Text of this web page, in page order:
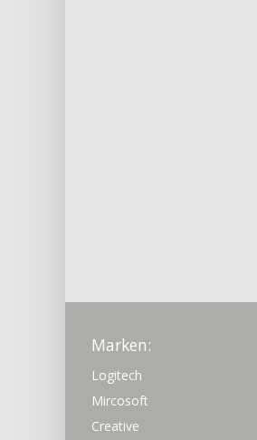
Marken:
Logitech
Mircosoft
Creative